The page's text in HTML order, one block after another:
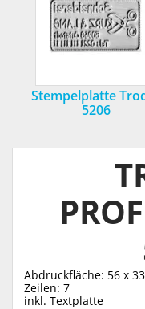
Stempelplatte
5206
Abdruckfläche: 56 x
Zeilen: 7
inkl. Textplatte